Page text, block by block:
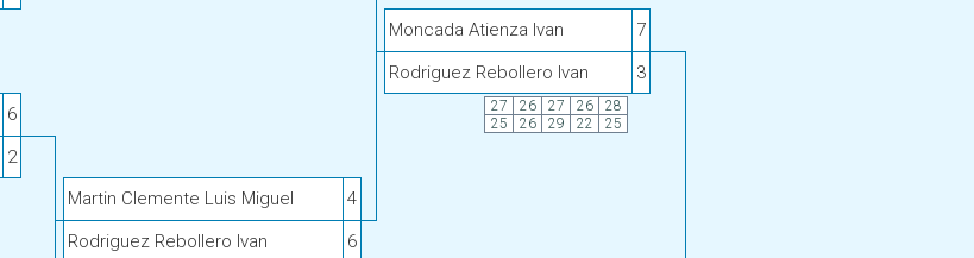
Moncada Atienza Ivan
7
Rodriguez Rebollero Ivan
3
6 27 26 27 26
28
25
26 29 22 25
2
Martin Clemente Luis Miguel
4
Rodriguez Rebollero Ivan
6